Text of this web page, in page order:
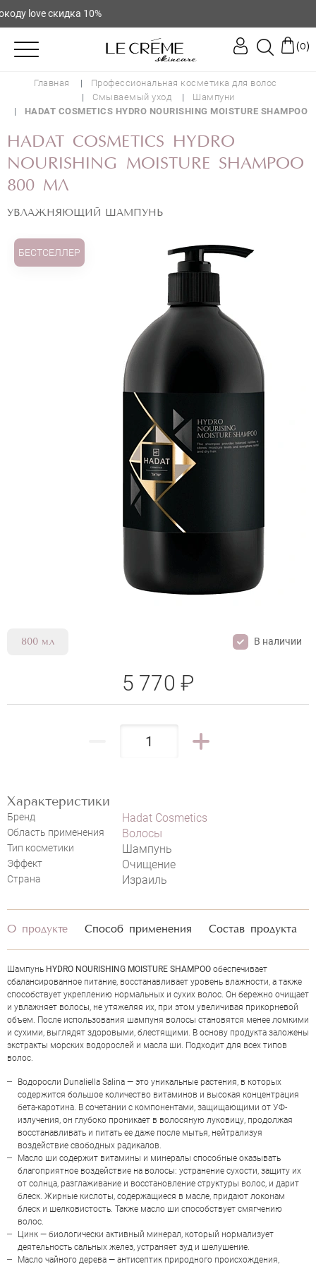
скидка 10%
(0)
Главная
Профессиональная косметика для волос
Смываемый уход
Шампуни
HADAT COSMETICS HYDRO NOURISHING MOISTURE SHAMPOO
HADAT COSMETICS HYDRO
NOURISHING MOISTURE SHAMPOO
800 МЛ
УВЛАЖНЯЮЩИЙ ШАМПУНЬ
БЕСТСЕЛЛЕР
NOURISHING MOISTURE SHAMPOO
800 мл В наличии
Характеристики
Бренд Hadat Cosmetics
Область применения Волосы
Тип косметики Шампунь
Эффект Очищение
Страна Израиль
5 770 ₽
НАПИСАТЬ ОТЗЫВ
О продукте Способ применения Состав продукта
Шампунь HYDRO NOURISHING MOISTURE SHAMPOO обеспечивает
сбалансированное питание, восстанавливает уровень влажности, а также
способствует укреплению нормальных и сухих волос. Он бережно очищает
и увлажняет волосы, не утяжеляя их, при этом увеличивая прикорневой
объем. После использования шампуня волосы становятся менее ломкими
и сухими, выглядят здоровыми, блестящими. В основу продукта заложены
экстракты морских водорослей и масла ши. Подходит для всех типов
волос.
Водоросли Dunaliella Salina — это уникальные растения, в которых
содержится большое количество витаминов и высокая концентрация
бета-каротина. В сочетании с компонентами, защищающими от УФ-
излучения, он глубоко проникает в волосяную луковицу, продолжая
восстанавливать и питать ее даже после мытья, нейтрализуя
воздействие свободных радикалов.
Масло ши содержит витамины и минералы способные оказывать
благоприятное воздействие на волосы: устранение сухости, защиту их
от солнца, разглаживание и восстановление структуры волос, и дарит
блеск. Жирные кислоты, содержащиеся в масле, придают локонам
блеск и шелковистость. Также масло ши способствует смягчению
волос.
Цинк — биологически активный минерал, который нормализует
деятельность сальных желез, устраняет зуд и шелушение.
Масло чайного дерева — антисептик природного происхождения,